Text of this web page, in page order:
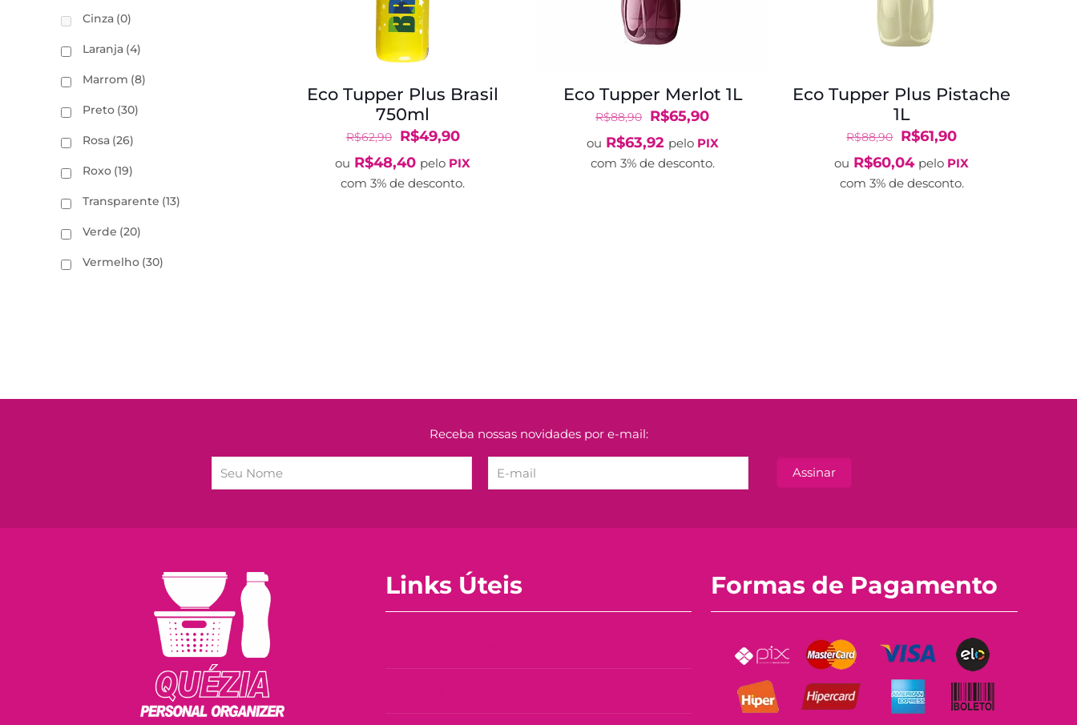
Eco Tupper Plus Brasil
750ml
R$62,90
O
preço
original
R$49,90O
preço
ou R$48,40 pelo PIX
com 3% de desconto.
Eco Tupper Merlot 1L
R$88,90
O
preço
original
R$65,90O
preço
ou R$63,92 pelo PIX
com 3% de desconto.
Eco Tupper Plus Pistache
1L
R$88,90 O
preço
original
R$61,90O
preço
ou R$60,04 pelo PIX
com 3% de desconto.
Cinza (0)
Laranja (4)
Marrom (8)
Preto (30)
Rosa (26)
Roxo (19)
Transparente (13)
Verde (20)
Vermelho (30)
Receba nossas novidades por e-mail:
Links Úteis Formas de Pagamento